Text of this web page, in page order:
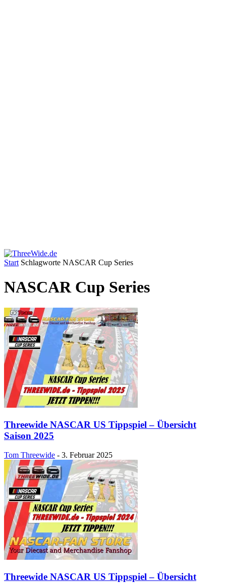
Start Schlagworte NASCAR Cup Series
NASCAR Cup Series
Threewide NASCAR US Tippspiel – Übersicht
Saison 2025
Tom Threewide - 3. Februar 2025
Threewide NASCAR US Tippspiel – Übersicht